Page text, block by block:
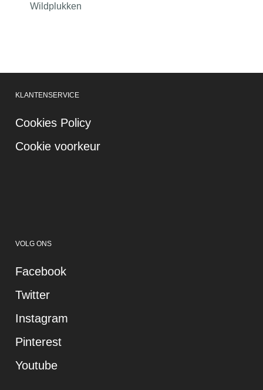
Wildplukken
KLANTENSERVICE
Cookies Policy
Cookie voorkeur
VOLG ONS
Facebook
Twitter
Instagram
Pinterest
Youtube